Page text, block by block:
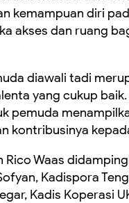
kemampuan diri
akses dan ruang
diawali tadi
yang cukup baik.
pemuda
kontribusinya
Waas
Kadispora
Kadis Koperasi